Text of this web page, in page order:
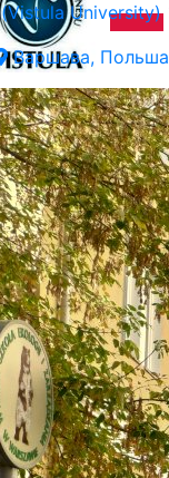
(Vistula University)
Варшава, Польша